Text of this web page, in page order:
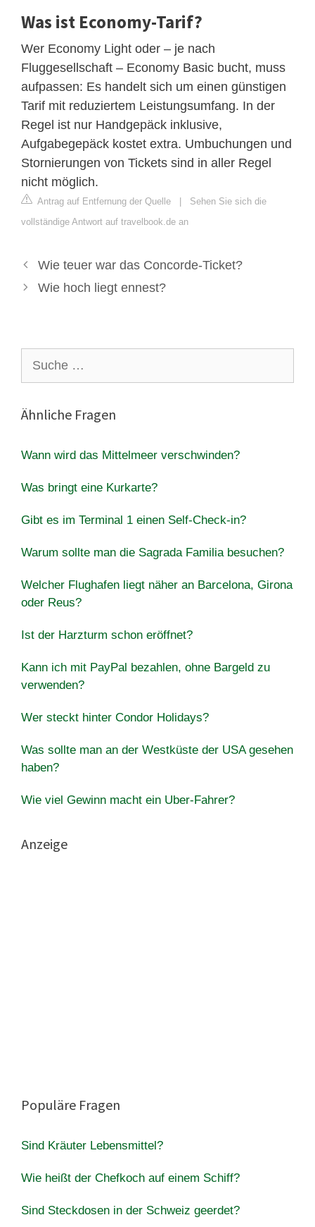
Was ist Economy-Tarif?
Wer Economy Light oder – je nach
Fluggesellschaft – Economy Basic bucht, muss
aufpassen: Es handelt sich um einen günstigen
Tarif mit reduziertem Leistungsumfang. In der
Regel ist nur Handgepäck inklusive,
Aufgabegepäck kostet extra. Umbuchungen und
Stornierungen von Tickets sind in aller Regel
nicht möglich.
Antrag auf Entfernung der Quelle | Sehen Sie sich die
vollständige Antwort auf travelbook.de an
Wie teuer war das Concorde-Ticket?
Wie hoch liegt ennest?
nach:
Ähnliche Fragen
Wann wird das Mittelmeer verschwinden?
Was bringt eine Kurkarte?
Gibt es im Terminal 1 einen Self-Check-in?
Warum sollte man die Sagrada Familia besuchen?
Welcher Flughafen liegt näher an Barcelona, ​​Girona
oder Reus?
Ist der Harzturm schon eröffnet?
Kann ich mit PayPal bezahlen, ohne Bargeld zu
verwenden?
Wer steckt hinter Condor Holidays?
Was sollte man an der Westküste der USA gesehen
haben?
Wie viel Gewinn macht ein Uber-Fahrer?
Anzeige
Populäre Fragen
Sind Kräuter Lebensmittel?
Wie heißt der Chefkoch auf einem Schiff?
Sind Steckdosen in der Schweiz geerdet?